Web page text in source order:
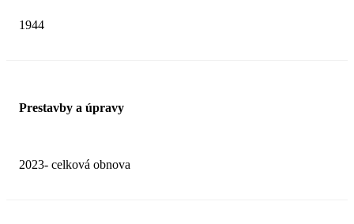
1944
Prestavby a úpravy
2023- celková obnova